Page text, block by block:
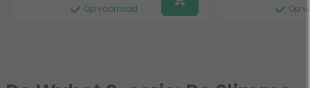
Op voorraad Op